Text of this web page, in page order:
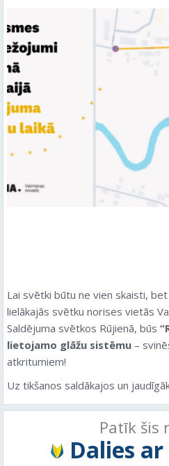
Lai svētki būtu ne vien skaisti,
lielākajās svētku norises vietās
Saldējuma svētkos Rūjienā, būs
lietojamo glāžu sistēmu –
atkritumiem!
Uz tikšanos saldākajos un
Patīk šis
Dalies